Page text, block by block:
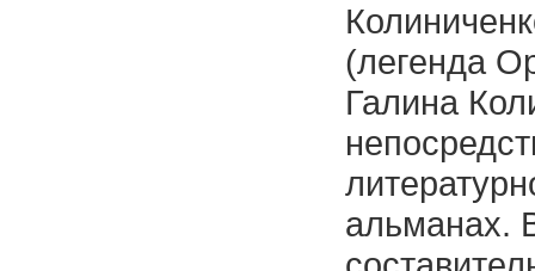
(легенда
Галина
альманах.